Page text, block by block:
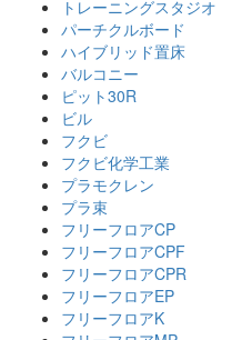
トレーニングスタジオ
パーチクルボード
ハイブリッド置床
バルコニー
ピット30R
ビル
フクビ
フクビ化学工業
プラモクレン
プラ束
フリーフロアCP
フリーフロアCPF
フリーフロアCPR
フリーフロアEP
フリーフロアK